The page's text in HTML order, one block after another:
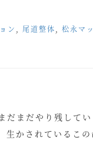
ン 尾道整体
松永マ
だまだやり残して
生かされているこ